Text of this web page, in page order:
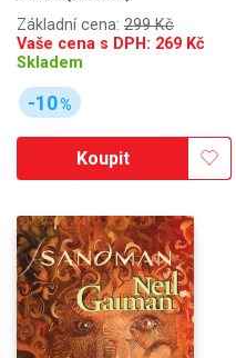
Základní cena: 299 Kč
Vaše cena s DPH: 269 Kč
Skladem
-10%
Koupit